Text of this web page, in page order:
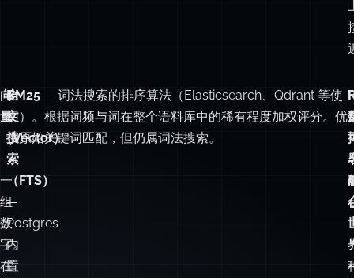
向
量
（Vector）
—
全
文
搜
索
BM25
用）。根据词频与词在整个语料库中的稀有程度加权评分。优
于原始关键词匹配，但仍属词法搜索。